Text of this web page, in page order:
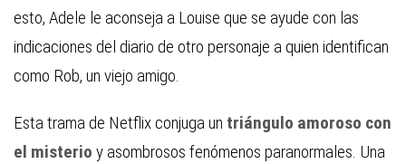
esto, Adele le aconseja a Louise que se ayude con las
indicaciones del diario de otro personaje a quien identifican
como Rob, un viejo amigo.
Esta trama de Netflix conjuga un triángulo amoroso con
el misterio y asombrosos fenómenos paranormales. Una